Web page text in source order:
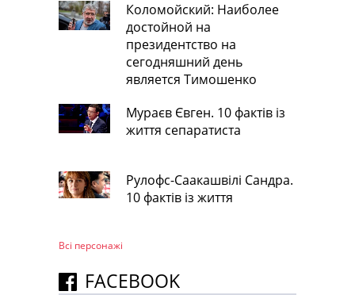
Коломойский: Наиболее
достойной на
президентство на
сегодняшний день
является Тимошенко
Мураєв Євген. 10 фактів із
життя сепаратиста
Рулофс-Саакашвілі Сандра.
10 фактів із життя
Всі персонажi
FACEBOOK